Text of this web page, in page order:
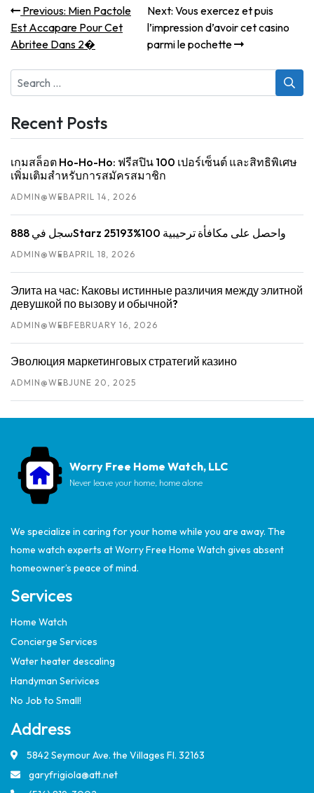
Post
navigation
Previous: Previous
post:
Mien Pactole
Est Accapare Pour Cet
Abritee Dans 2�
Next: Next
post:
Vous exercez et puis
l’impression d’avoir cet casino
parmi le pochette
Search
for:
Recent Posts
เกมสล็อต Ho-Ho-Ho: ฟรีสปิน 100 เปอร์เซ็นต์ และสิทธิพิเศษ
เพิ่มเติมสำหรับการสมัครสมาชิก
ADMIN@WEBAPRIL 14, 2026
سجل في 888Starz واحصل على مكافأة ترحيبية 100%25193
ADMIN@WEBAPRIL 18, 2026
Элита на час: Каковы истинные различия между элитной
девушкой по вызову и обычной?
ADMIN@WEBFEBRUARY 16, 2026
Эволюция маркетинговых стратегий казино
ADMIN@WEBJUNE 20, 2025
Worry Free Home Watch, LLC
Never leave your home, home alone
We specialize in caring for your home while you are away. The
home watch experts at Worry Free Home Watch gives absent
homeowner’s peace of mind.
Services
Home Watch
Concierge Services
Water heater descaling
Handyman Serivices
No Job to Small!
Address
5842 Seymour Ave. the Villages Fl. 32163
garyfrigiola@att.net